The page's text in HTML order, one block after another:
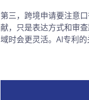
第三，跨境申请要注意
献，只是表达方式和审
域时会更灵活。AI专利的